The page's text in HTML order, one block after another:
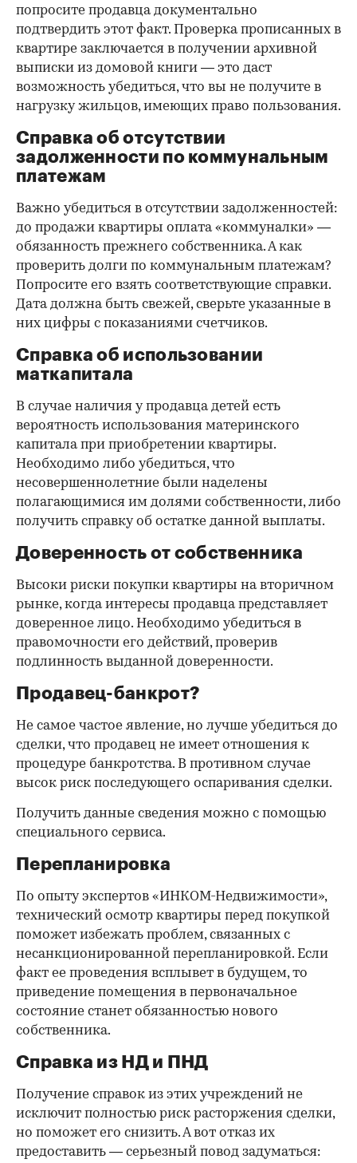
попросите продавца документально
подтвердить этот факт. Проверка прописанных в
квартире заключается в получении архивной
выписки из домовой книги — это даст
возможность убедиться, что вы не получите в
нагрузку жильцов, имеющих право пользования.
Справка об отсутствии
задолженности по коммунальным
платежам
Важно убедиться в отсутствии задолженностей:
до продажи квартиры оплата «коммуналки» —
обязанность прежнего собственника. А как
проверить долги по коммунальным платежам?
Попросите его взять соответствующие справки.
Дата должна быть свежей, сверьте указанные в
них цифры с показаниями счетчиков.
Справка об использовании
маткапитала
В случае наличия у продавца детей есть
вероятность использования материнского
капитала при приобретении квартиры.
Необходимо либо убедиться, что
несовершеннолетние были наделены
полагающимися им долями собственности, либо
получить справку об остатке данной выплаты.
Доверенность от собственника
Высоки риски покупки квартиры на вторичном
рынке, когда интересы продавца представляет
доверенное лицо. Необходимо убедиться в
правомочности его действий, проверив
подлинность выданной доверенности.
Продавец-банкрот?
Не самое частое явление, но лучше убедиться до
сделки, что продавец не имеет отношения к
процедуре банкротства. В противном случае
высок риск последующего оспаривания сделки.
Получить данные сведения можно с помощью
специального сервиса.
Перепланировка
По опыту экспертов «ИНКОМ-Недвижимости»,
технический осмотр квартиры перед покупкой
поможет избежать проблем, связанных с
несанкционированной перепланировкой. Если
факт ее проведения всплывет в будущем, то
приведение помещения в первоначальное
состояние станет обязанностью нового
собственника.
Справка из НД и ПНД
Получение справок из этих учреждений не
исключит полностью риск расторжения сделки,
но поможет его снизить. А вот отказ их
предоставить — серьезный повод задуматься: